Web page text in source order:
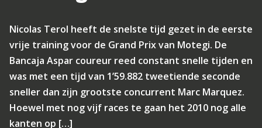
Nicolas Terol heeft de snelste tijd gezet in de eerste
vrije training voor de Grand Prix van Motegi. De
Bancaja Aspar coureur reed constant snelle tijden en
was met een tijd van 1’59.882 tweetiende seconde
sneller dan zijn grootste concurrent Marc Marquez.
Hoewel met nog vijf races te gaan het 2010 nog alle
kanten op […]